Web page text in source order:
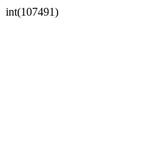
int(107491)